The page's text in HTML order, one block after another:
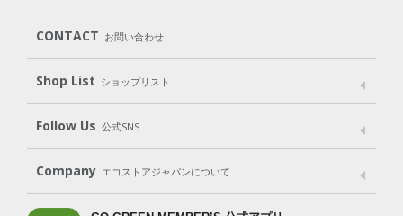
Body（ボディ） Hair（ヘア） Oral care（オーラルケア）
Goods （グッズ）
Gift set
Subscription（定期便）
CONTACT お問い合わせ
Shop List ショップリスト
Shop List
Follow Us 公式SNS
LINE＠ Instagram Facebook
Company エコストアジャパンについて
会社案内 ご利用規約 プライバシーポリシー